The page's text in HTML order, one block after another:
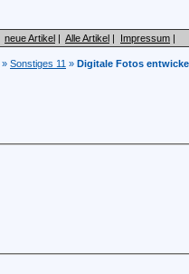
neue Artikel | Alle Artikel | Impressum |
» Sonstiges 11 » Digitale Fotos